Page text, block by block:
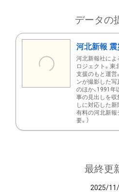
データの
河北新報
河北新報社によ
ロジェクト。
支援のもと運営
ンが撮影した写
のほか、1991
事の見出しを収
しに対応した新
有料の河北新報
要。）
最終更
2025/